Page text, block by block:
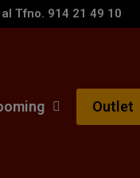
Tfno. 914 21 49 10
Outlet